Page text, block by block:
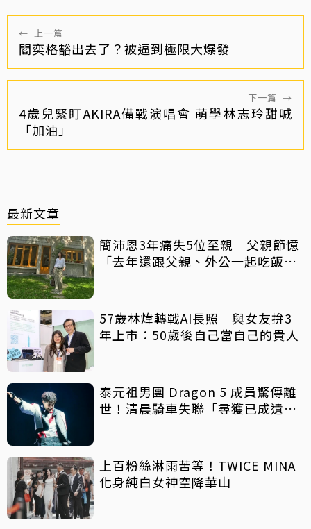
← 上一篇
閻奕格豁出去了？被逼到極限大爆發
下一篇 →
4歲兒緊盯AKIRA備戰演唱會 萌學林志玲甜喊
「加油」
最新文章
簡沛恩3年痛失5位至親 父親節憶
「去年還跟父親、外公一起吃飯聊
57歲林煒轉戰AI長照 與女友拚3
年上市：50歲後自己當自己的貴人
泰元祖男團 Dragon 5 成員驚傳離
世！清晨騎車失聯「尋獲已成遺
上百粉絲淋雨苦等！TWICE MINA
化身純白女神空降華山